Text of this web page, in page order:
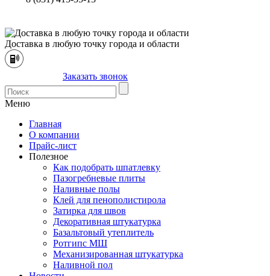
Доставка в любую точку города и области
Заказать звонок
Меню
Главная
О компании
Прайс-лист
Полезное
Как подобрать шпатлевку
Пазогребневые плиты
Наливные полы
Клей для пенополистирола
Затирка для швов
Декоративная штукатурка
Базальтовый утеплитель
Ротгипс МШ
Механизированная штукатурка
Наливной пол